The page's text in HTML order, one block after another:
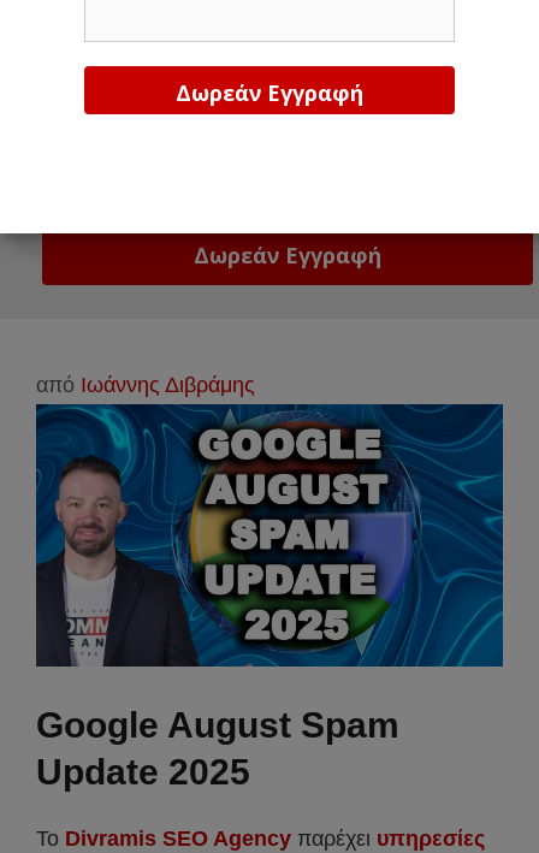
από Ιωάννης Διβράμης
Google August Spam
Update 2025
Το Divramis SEO Agency παρέχει υπηρεσίες